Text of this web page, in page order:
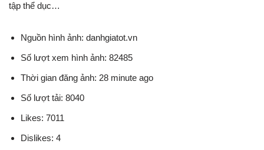
tập thể dục…
Nguồn hình ảnh: danhgiatot.vn
Số lượt xem hình ảnh: 82485
Thời gian đăng ảnh: 28 minute ago
Số lượt tải: 8040
Likes: 7011
Dislikes: 4